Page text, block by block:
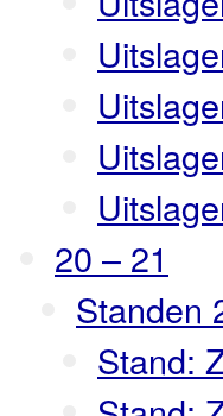
20 – 21
Standen
Stand: